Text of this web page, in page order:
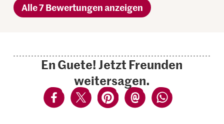
Alle 7 Bewertungen anzeigen
En Guete! Jetzt Freunden
weitersagen.